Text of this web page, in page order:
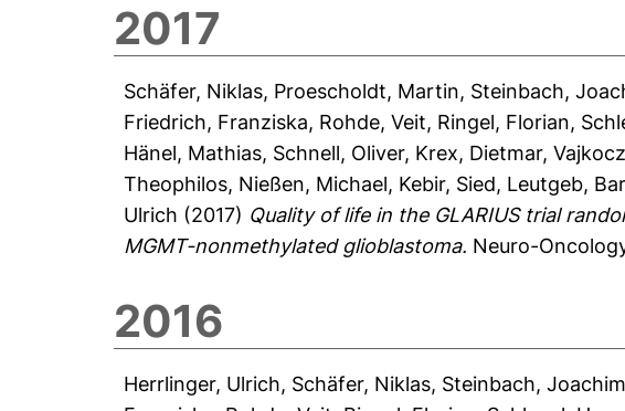
2017
Schäfer, Niklas, Proescholdt, Martin, Steinbach,
Friedrich, Franziska, Rohde, Veit, Ringel, Florian,
Hänel, Mathias, Schnell, Oliver, Krex, Dietmar,
Theophilos, Nießen, Michael, Kebir, Sied, Leutgeb,
Ulrich (2017) Quality of life in the GLARIUS trial
MGMT-nonmethylated glioblastoma. Neuro-
2016
Herrlinger, Ulrich, Schäfer, Niklas, Steinbach,